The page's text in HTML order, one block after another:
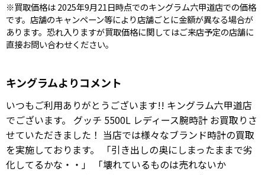
※買取価格は 2025年9月21日時点でのキングラム六甲道店での価格
です。店舗のキャンペーン等により店舗ごとに金額が異なる場合が
あります。恐れ入りますが買取価格に関してはご来店予定の店舗に
直接お問い合わせください。
キングラムよりコメント
いつもご利用ありがとうございます!! キングラム六甲道店
でございます。 グッチ 5500L レディース腕時計 お買取りさ
せていただきました！ 当店では様々なブランド時計の買取
を実施しております。 「引き出しの奥にしまったままで劣
化してるかな・・」 「壊れているものは売れないか